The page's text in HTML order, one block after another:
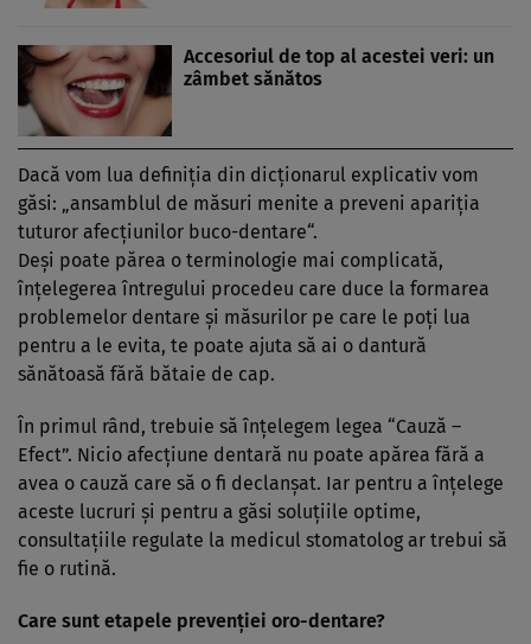
Accesoriul de top al acestei veri: un
zâmbet sănătos
Dacă vom lua definiţia din dicţionarul explicativ vom
găsi: „ansamblul de măsuri menite a preveni apariţia
tuturor afecţiunilor buco-dentare“.
Deşi poate părea o terminologie mai complicată,
înţelegerea întregului procedeu care duce la formarea
problemelor dentare şi măsurilor pe care le poţi lua
pentru a le evita, te poate ajuta să ai o dantură
sănătoasă fără bătaie de cap.
În primul rând, trebuie să înţelegem legea “Cauză –
Efect”. Nicio afecţiune dentară nu poate apărea fără a
avea o cauză care să o fi declanşat. Iar pentru a înţelege
aceste lucruri şi pentru a găsi soluţiile optime,
consultaţiile regulate la medicul stomatolog ar trebui să
fie o rutină.
Care sunt etapele prevenţiei oro-dentare?